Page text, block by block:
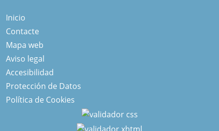
Inicio
Contacte
Mapa web
Aviso legal
Accesibilidad
Protección de Datos
Política de Cookies